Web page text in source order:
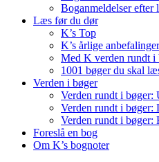
Boganmeldelser efter
Læs før du dør
K’s Top
K’s årlige anbefalinger
Med K verden rundt i
1001 bøger du skal
Verden i bøger
Verden rundt i bøger:
Verden rundt i bøger:
Verden rundt i bøger:
Foreslå en bog
Om K’s bognoter